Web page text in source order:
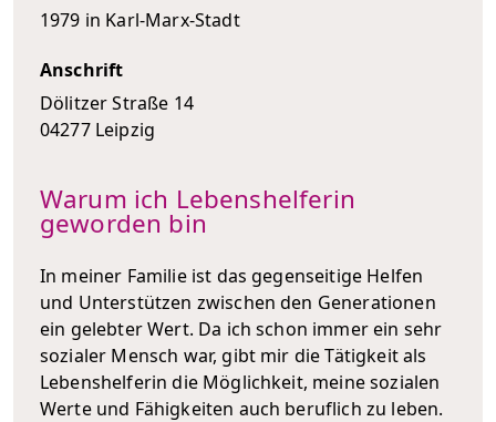
1979 in Karl-Marx-Stadt
Anschrift
Dölitzer Straße 14
04277 Leipzig
Warum ich Lebenshelferin
geworden bin
In meiner Familie ist das gegenseitige Helfen
und Unterstützen zwischen den Generationen
ein gelebter Wert. Da ich schon immer ein sehr
sozialer Mensch war, gibt mir die Tätigkeit als
Lebenshelferin die Möglichkeit, meine sozialen
Werte und Fähigkeiten auch beruflich zu leben.